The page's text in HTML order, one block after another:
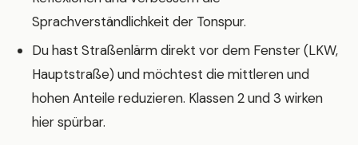
Sprachverständlichkeit der Tonspur.
Du hast Straßenlärm direkt vor dem Fenster (LKW,
Hauptstraße) und möchtest die mittleren und
hohen Anteile reduzieren. Klassen 2 und 3 wirken
hier spürbar.